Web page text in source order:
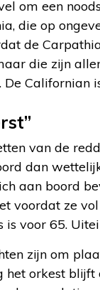
om een
die op
de
die zijn
van de
dan
aan boord
voordat ze
voor 65.
zijn om
orkest